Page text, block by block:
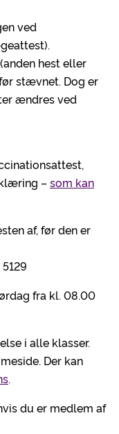
ved
hest eller
stævnet. Dog er
ændres ved
–som kan
af, før den er
fra kl. 08.00
i alle klasser.
Der kan
.
du er medlem af